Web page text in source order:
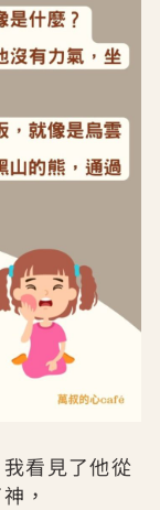
看見了他從
，